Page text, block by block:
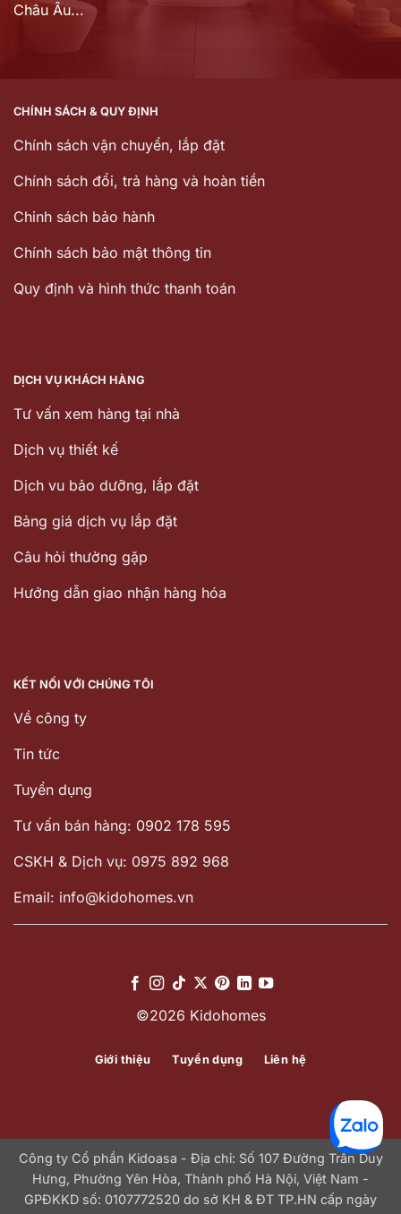
Châu Âu...
CHÍNH SÁCH & QUY ĐỊNH
Chính sách vận chuyển, lắp đặt
Chính sách đổi, trả hàng và hoàn tiền
Chinh sách bảo hành
Chính sách bảo mật thông tin
Quy định và hình thức thanh toán
DỊCH VỤ KHÁCH HÀNG
Tư vấn xem hàng tại nhà
Dịch vụ thiết kế
Dịch vu bảo dưỡng, lắp đặt
Bảng giá dịch vụ lắp đặt
Câu hỏi thường gặp
Hướng dẫn giao nhận hàng hóa
KẾT NỐI VỚI CHÚNG TÔI
Về công ty
Tin tức
Tuyển dụng
Tư vấn bán hàng: 0902 178 595
CSKH & Dịch vụ: 0975 892 968
Email: info@kidohomes.vn
©2026 Kidohomes
Giới thiệu Tuyển dụng Liên hệ
Công ty Cổ phần Kidoasa - Địa chỉ: Số 107 Đường Trần Duy
Hưng, Phường Yên Hòa, Thành phố Hà Nội, Việt Nam -
GPĐKKD số: 0107772520 do sở KH & ĐT TP.HN cấp ngày